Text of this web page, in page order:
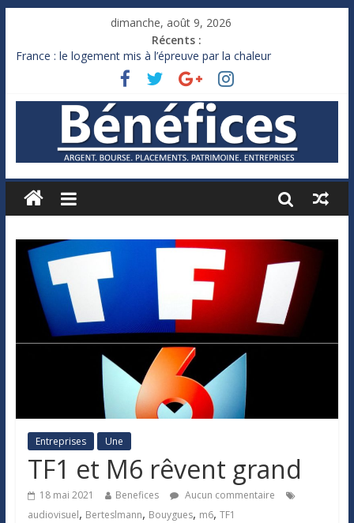
dimanche, août 9, 2026
Récents :
France : le logement mis à l’épreuve par la chaleur
Des milliards de dollars de droits de douane déjà remboursés
Royaume-Uni : Andy Burnham recule sur l’impôt
Xavier Niel, le milliardaire qui ne touche presque rien
Ruée des fortunes russes vers l’étranger
Entreprises Une
TF1 et M6 rêvent grand
18 mai 2021 Benefices
Aucun commentaire
audiovisuel, Berteslmann, Bouygues, m6, TF1